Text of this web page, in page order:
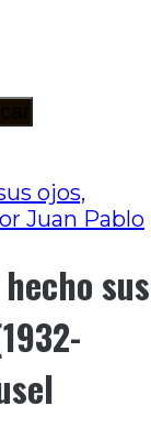
ojos,
Juan Pablo
sus